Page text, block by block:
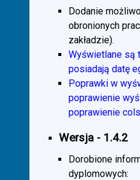
Dodanie
obronionych
zakładzie).
Wyświetlane są
posiadają datę
Poprawki w
poprawienie
poprawienie
Wersja - 1.4.2
Dorobione
dyplomowych: